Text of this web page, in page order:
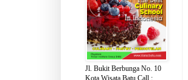
Jl. Bukit Berbunga No. 10
Kota Wisata Batu Call :